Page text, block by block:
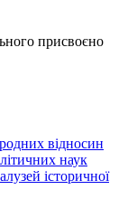
присвоєно
відносин
наук
історичної